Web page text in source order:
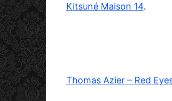
Kitsuné Maison 14.
Thomas Azier – Red